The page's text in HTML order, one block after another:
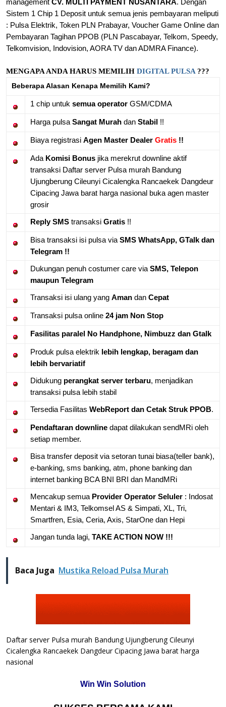
management CV. MULTI PAYMENT NUSANTARA. Dengan
Sistem 1 Chip 1 Deposit untuk semua jenis pembayaran meliputi
: Pulsa Elektrik, Token PLN Prabayar, Voucher Game Online dan
Pembayaran Tagihan PPOB (PLN Pascabayar, Telkom, Speedy,
Telkomvision, Indovision, AORA TV dan ADMRA Finance).
MENGAPA ANDA HARUS MEMILIH DIGITAL PULSA ???
Beberapa Alasan Kenapa Memilih Kami?
1 chip untuk semua operator GSM/CDMA
Harga pulsa Sangat Murah dan Stabil !!
Biaya registrasi Agen Master Dealer Gratis !!
Ada Komisi Bonus jika merekrut downline aktif
transaksi Daftar server Pulsa murah Bandung
Ujungberung Cileunyi Cicalengka Rancaekek Dangdeur
Cipacing Jawa barat harga nasional buka agen master
grosir
Reply SMS transaksi Gratis !!
Bisa transaksi isi pulsa via SMS WhatsApp, GTalk dan
Telegram !!
Dukungan penuh costumer care via SMS, Telepon
maupun Telegram
Transaksi isi ulang yang Aman dan Cepat
Transaksi pulsa online 24 jam Non Stop
Fasilitas paralel No Handphone, Nimbuzz dan Gtalk
Produk pulsa elektrik lebih lengkap, beragam dan
lebih bervariatif
Didukung perangkat server terbaru, menjadikan
transaksi pulsa lebih stabil
Tersedia Fasilitas WebReport dan Cetak Struk PPOB.
Pendaftaran downline dapat dilakukan sendMRi oleh
setiap member.
Bisa transfer deposit via setoran tunai biasa(teller bank),
e-banking, sms banking, atm, phone banking dan
internet banking BCA BNI BRI dan MandMRi
Mencakup semua Provider Operator Seluler : Indosat
Mentari & IM3, Telkomsel AS & Simpati, XL, Tri,
Smartfren, Esia, Ceria, Axis, StarOne dan Hepi
Jangan tunda lagi, TAKE ACTION NOW !!!
Baca Juga Mustika Reload Pulsa Murah
Daftar server Pulsa murah Bandung Ujungberung Cileunyi
Cicalengka Rancaekek Dangdeur Cipacing Jawa barat harga
nasional
Win Win Solution